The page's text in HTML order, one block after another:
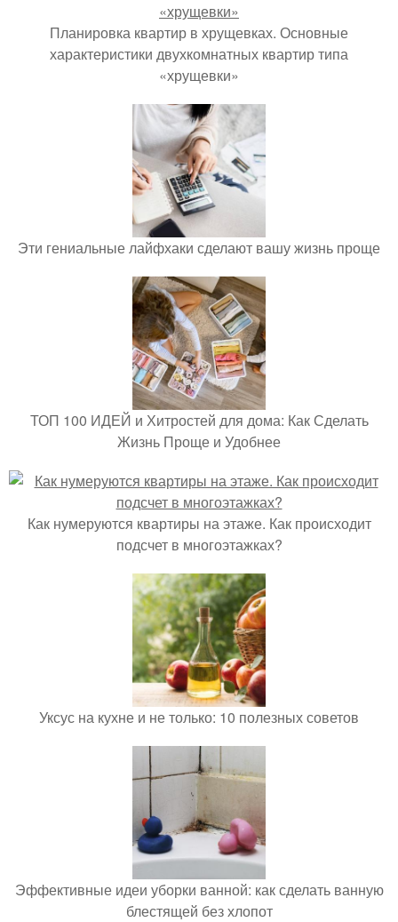
Планировка квартир в хрущевках. Основные
характеристики двухкомнатных квартир типа
«хрущевки»
Эти гениальные лайфхаки сделают вашу жизнь проще
ТОП 100 ИДЕЙ и Хитростей для дома: Как Сделать
Жизнь Проще и Удобнее
Как нумеруются квартиры на этаже. Как происходит
подсчет в многоэтажках?
Уксус на кухне и не только: 10 полезных советов
Эффективные идеи уборки ванной: как сделать ванную
блестящей без хлопот